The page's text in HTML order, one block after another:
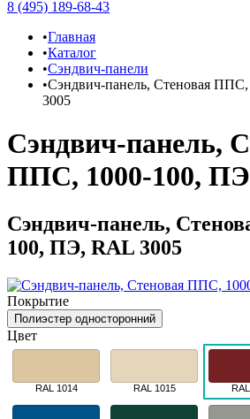
8 (495) 189-68-43
Главная
Каталог
Сэндвич-панели
Сэндвич-панель, Стеновая
3005
Сэндвич-панель,
ППС, 1000-100,
Сэндвич-панель,
100, ПЭ, RAL 3005
Покрытие
Полиэстер односторонний
Цвет
RAL 1014 RAL 1015